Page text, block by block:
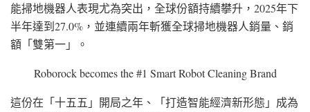
能掃地機器人表現尤為突出，全球份額持續攀升，2025年下
半年達到27.0%，並連續兩年斬獲全球掃地機器人銷量、銷
額「雙第一」。
Roborock becomes the #1 Smart Robot Cleaning Brand
這份在「十五五」開局之年、「打造智能經濟新形態」成為